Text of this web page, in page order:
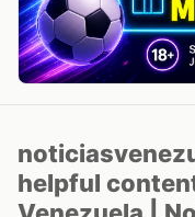
helpful